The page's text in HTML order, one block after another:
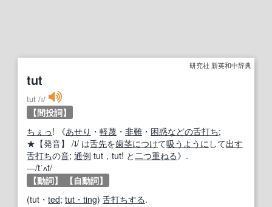
研究社 新英和中辞典
tut
tut /ʇ/
【間投詞】
ちぇっ! 《あせり ・ 軽蔑 ・ 非難 ・ 困惑などの舌打ち;
★ 【発音】 /ʇ/ は舌先を歯茎につけて吸う ように して出す
舌打ちの音; 通例 tut，tut! と二つ重ねる》.
―/tˈʌt/
【動詞】
【自動詞】
(tut・ ted; tut・ting) 舌打ちする.